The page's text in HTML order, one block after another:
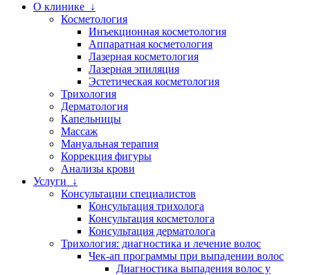
О клинике ↓
Косметология
Инъекционная косметология
Аппаратная косметология
Лазерная косметология
Лазерная эпиляция
Эстетическая косметология
Трихология
Дерматология
Капельницы
Массаж
Мануальная терапия
Коррекция фигуры
Анализы крови
Услуги ↓
Консультации специалистов
Консультация трихолога
Консультация косметолога
Консультация дерматолога
Трихология: диагностика и лечение волос
Чек-ап программы при выпадении волос
Диагностика выпадения волос у